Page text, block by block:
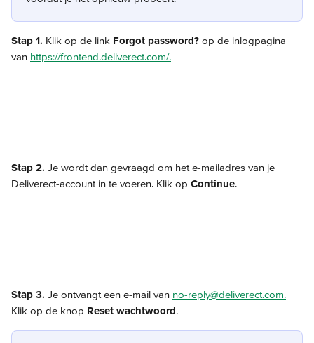
Stap 1. Klik op de link Forgot password? op de inlogpagina
van https://frontend.deliverect.com/.
Stap 2. Je wordt dan gevraagd om het e-mailadres van je
Deliverect-account in te voeren. Klik op Continue.
Stap 3. Je ontvangt een e-mail van no-reply@deliverect.com.
Klik op de knop Reset wachtwoord.